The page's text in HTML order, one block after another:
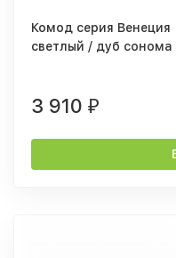
Комод серия
светлый / дуб
3 910 ₽